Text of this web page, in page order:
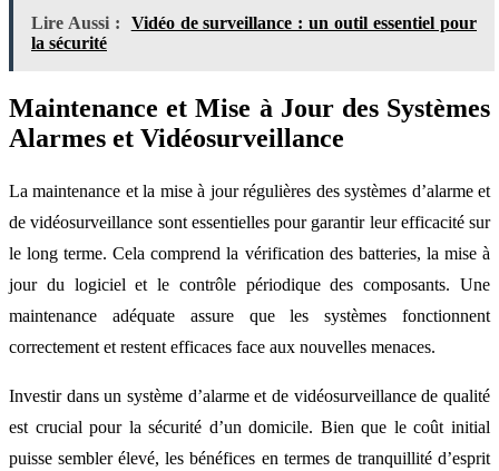
Lire Aussi :
Vidéo de surveillance : un outil essentiel pour
la sécurité
Maintenance et Mise à Jour des Systèmes
Alarmes et Vidéosurveillance
La maintenance et la mise à jour régulières des systèmes d’alarme et
de vidéosurveillance sont essentielles pour garantir leur efficacité sur
le long terme. Cela comprend la vérification des batteries, la mise à
jour du logiciel et le contrôle périodique des composants. Une
maintenance adéquate assure que les systèmes fonctionnent
correctement et restent efficaces face aux nouvelles menaces.
Investir dans un système d’alarme et de vidéosurveillance de qualité
est crucial pour la sécurité d’un domicile. Bien que le coût initial
puisse sembler élevé, les bénéfices en termes de tranquillité d’esprit